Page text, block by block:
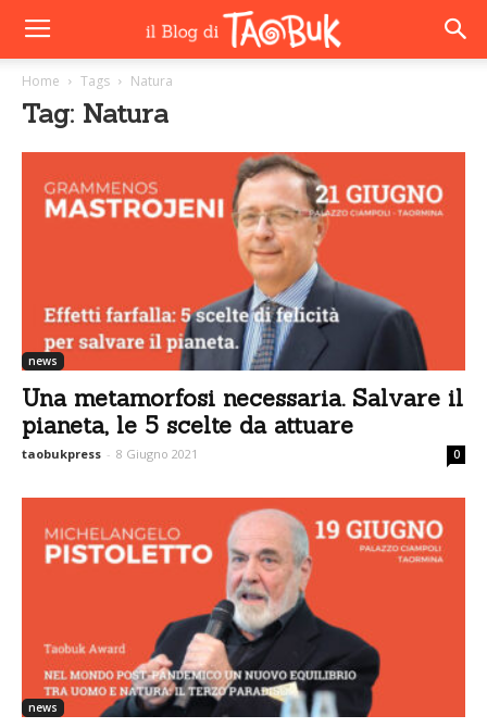
Home Tags Natura
Tag: Natura
news
Una metamorfosi necessaria. Salvare il
pianeta, le 5 scelte da attuare
taobukpress - 8 Giugno 2021 0
news